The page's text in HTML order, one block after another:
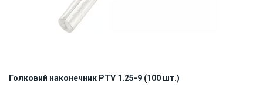
Голковий наконечник PTV 1.25-9 (100 шт.)